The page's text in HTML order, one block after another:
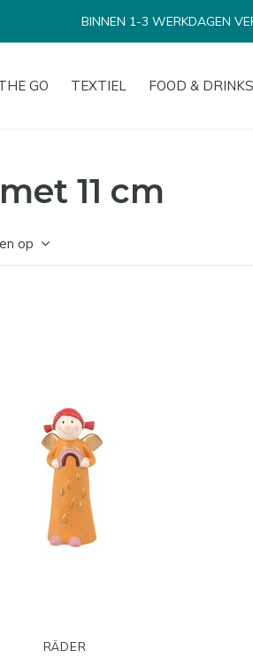
GO TEXTIEL FOOD & DRINKS
BINNEN 1-3 WERKDAGEN
11 cm
op
RÄDER